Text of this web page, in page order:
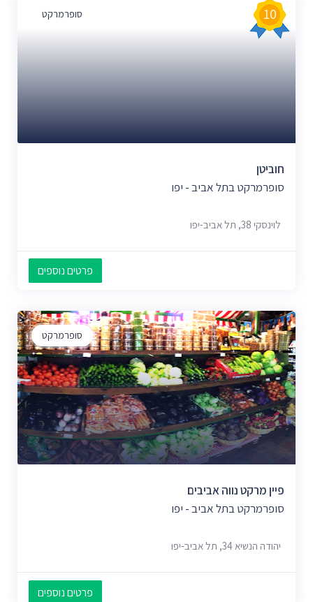
סופרמרקט 10
חוביטן
סופרמרקט בתל אביב - יפו
לוינסקי 38, תל אביב-יפו
פרטים נוספים
סופרמרקט
פיין מרקט נווה אביבים
סופרמרקט בתל אביב - יפו
יהודה הנשיא 34, תל אביב-יפו
פרטים נוספים